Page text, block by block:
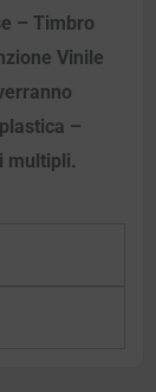
– Timbro
Vinile
–
multipli.